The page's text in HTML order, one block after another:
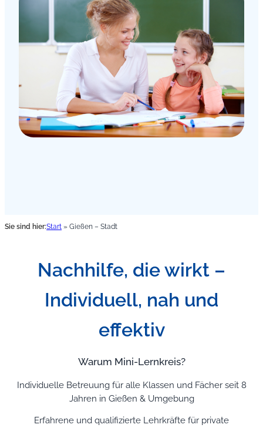
Sie sind hier:Start » Gießen – Stadt
Nachhilfe, die wirkt –
Individuell, nah und
effektiv
Warum Mini-Lernkreis?
Individuelle Betreuung für alle Klassen und Fächer seit 8
Jahren in Gießen & Umgebung
Erfahrene und qualifizierte Lehrkräfte für private